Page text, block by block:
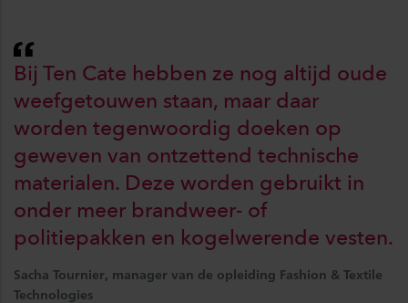
Bij Ten Cate hebben ze nog altijd oude
weefgetouwen staan, maar daar
worden tegenwoordig doeken op
geweven van ontzettend technische
materialen. Deze worden gebruikt in
onder meer brandweer- of
politiepakken en kogelwerende vesten.
Sacha Tournier, manager van de opleiding Fashion & Textile
Technologies